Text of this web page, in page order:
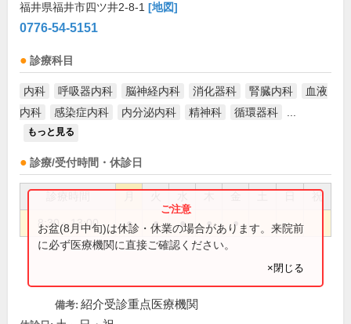
福井県福井市四ツ井2-8-1 [地図]
0776-54-5151
診療科目
内科 呼吸器内科 脳神経内科 消化器科 腎臓内科
血液
内科
感染症内科 内分泌内科 精神科 循環器科
もっと見る
診療/受付時間・休診日
祝
8:30～13:00 ● ● ● ● ●
お盆(8月中旬)は休診・休業の場合があります。来院前
に必ず医療機関に直接ご確認ください。
×閉じる
備考: 紹介受診重点医療機関